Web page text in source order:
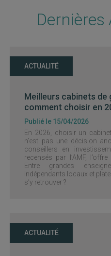
ACTUALITÉ
Meilleurs cabinets de
comment choisir en
Publié le 15/04/2026
En 2026, choisir un
n’est pas une décision
conseillers en
recensés par l’AMF,
Entre grandes
indépendants locaux et
s’y retrouver ?
ACTUALITÉ